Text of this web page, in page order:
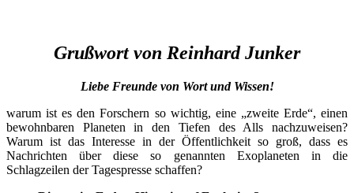
Grußwort von Reinhard Junker
Liebe Freunde von Wort und Wissen!
warum ist es den Forschern so wichtig, eine „zweite Erde“, einen
bewohnbaren Planeten in den Tiefen des Alls nachzuweisen?
Warum ist das Interesse in der Öffentlichkeit so groß, dass es
Nachrichten über diese so genannten Exoplaneten in die
Schlagzeilen der Tagespresse schaffen?